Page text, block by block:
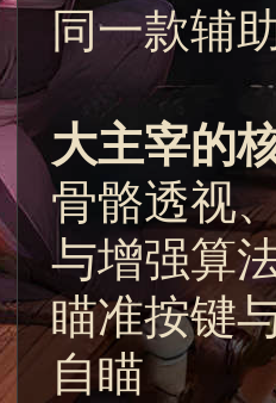
同一款辅
大主宰的
骨骼透视
与增强算
瞄准按键
自瞄